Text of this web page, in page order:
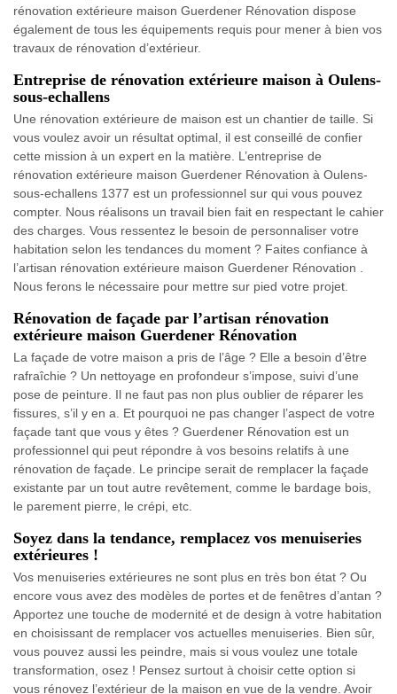
rénovation extérieure maison Guerdener Rénovation dispose
également de tous les équipements requis pour mener à bien vos
travaux de rénovation d’extérieur.
Entreprise de rénovation extérieure maison à Oulens-
sous-echallens
Une rénovation extérieure de maison est un chantier de taille. Si
vous voulez avoir un résultat optimal, il est conseillé de confier
cette mission à un expert en la matière. L’entreprise de
rénovation extérieure maison Guerdener Rénovation à Oulens-
sous-echallens 1377 est un professionnel sur qui vous pouvez
compter. Nous réalisons un travail bien fait en respectant le cahier
des charges. Vous ressentez le besoin de personnaliser votre
habitation selon les tendances du moment ? Faites confiance à
l’artisan rénovation extérieure maison Guerdener Rénovation .
Nous ferons le nécessaire pour mettre sur pied votre projet.
Rénovation de façade par l’artisan rénovation
extérieure maison Guerdener Rénovation
La façade de votre maison a pris de l’âge ? Elle a besoin d’être
rafraîchie ? Un nettoyage en profondeur s’impose, suivi d’une
pose de peinture. Il ne faut pas non plus oublier de réparer les
fissures, s’il y en a. Et pourquoi ne pas changer l’aspect de votre
façade tant que vous y êtes ? Guerdener Rénovation est un
professionnel qui peut répondre à vos besoins relatifs à une
rénovation de façade. Le principe serait de remplacer la façade
existante par un tout autre revêtement, comme le bardage bois,
le parement pierre, le crépi, etc.
Soyez dans la tendance, remplacez vos menuiseries
extérieures !
Vos menuiseries extérieures ne sont plus en très bon état ? Ou
encore vous avez des modèles de portes et de fenêtres d’antan ?
Apportez une touche de modernité et de design à votre habitation
en choisissant de remplacer vos actuelles menuiseries. Bien sûr,
vous pouvez aussi les peindre, mais si vous voulez une totale
transformation, osez ! Pensez surtout à choisir cette option si
vous rénovez l’extérieur de la maison en vue de la vendre. Avoir